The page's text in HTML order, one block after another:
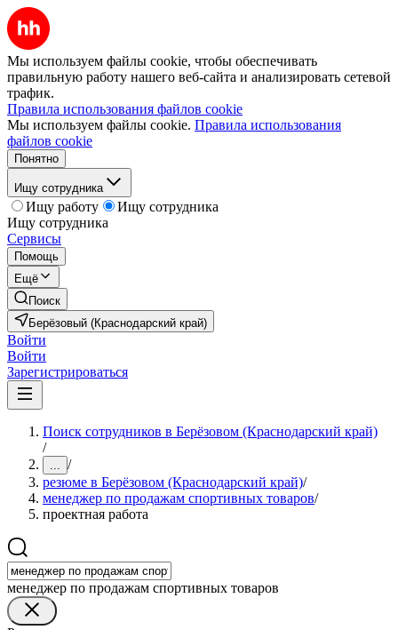
Мы используем файлы cookie, чтобы обеспечивать
правильную работу нашего веб-сайта и анализировать сетевой
трафик.
Правила использования файлов cookie
Мы используем файлы cookie. Правила использования
файлов cookie
Понятно
Ищу сотрудника
Ищу работу
Ищу сотрудника
Ищу сотрудника
Сервисы
Помощь
Ещё
Поиск
Берёзовый (Краснодарский край)
Войти
Войти
Зарегистрироваться
Поиск сотрудников в Берёзовом (Краснодарский край)
/
... /
резюме в Берёзовом (Краснодарский край)/
менеджер по продажам спортивных товаров/
проектная работа
менеджер по продажам спортивных товаров